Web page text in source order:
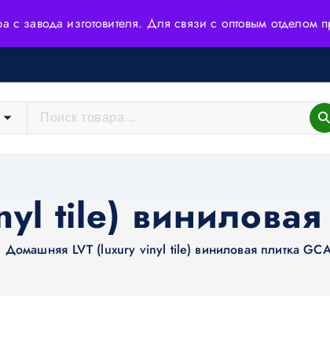
с завода изготовителя. Для связи с оптовым
tile) виниловая
Домашняя LVT (luxury vinyl tile) виниловая плитка